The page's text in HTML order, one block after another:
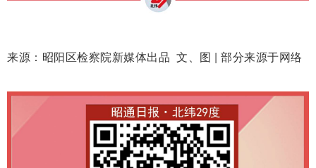
来源：昭阳区检察院新媒体出品 文、图 | 部分来源于网络